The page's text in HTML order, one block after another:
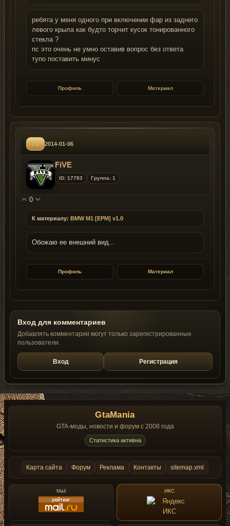
ребята у меня одного при включении фар из заднего
левого крыла как будто торчит кусок тонированного
стекла ?
пс это очень не умно оставив вопрос без ответа
тупо поставить минус
Профиль Материал
#1 2014-01-06
FiVE
ID: 17783 Группа: 1
0
К материалу: BMW M1 [EPM] v1.0
Обожаю ее внешний вид...
Профиль Материал
Вход для комментариев
Добавлять комментарии могут только зарегистрированные
пользователи.
Вход Регистрация
GtaMania
GTA-моды, новости и форум с 2008 года
Статистика активна
Карта сайта Форум Реклама Контакты sitemap.xml
Mail ИКС